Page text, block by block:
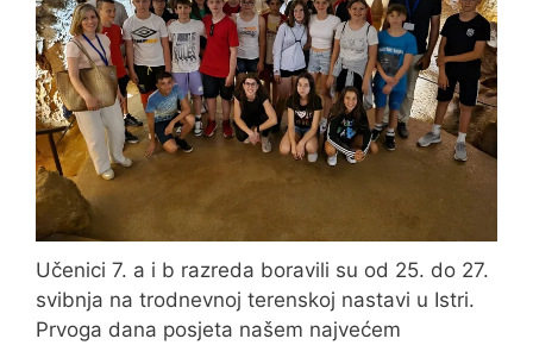
Učenici 7. a i b razreda boravili su od 25. do 27.
svibnja na trodnevnoj terenskoj nastavi u Istri.
Prvoga dana posjeta našem najvećem